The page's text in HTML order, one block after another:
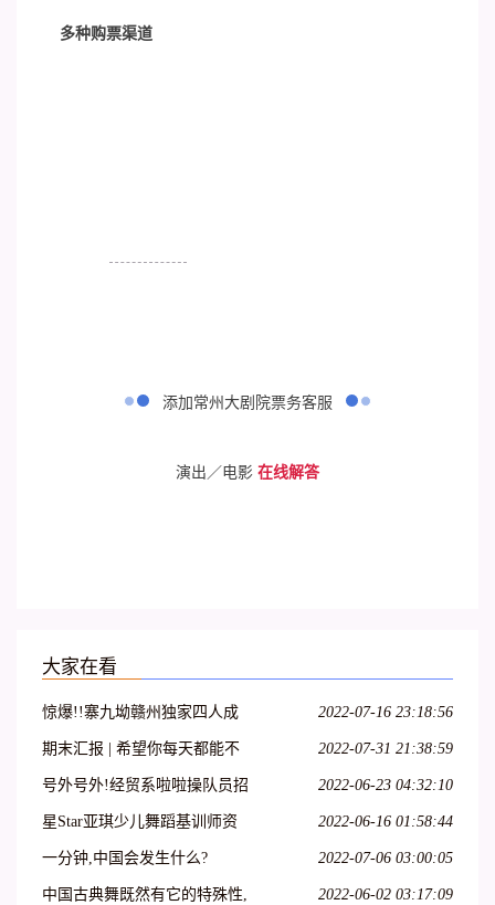
多种购票渠道
添加常州大剧院票务客服
演出／电影 在线解答
大家在看
惊爆!!寨九坳赣州独家四人成
团天天发!!!
2022-07-16 23:18:56
期末汇报 | 希望你每天都能不
愧芳华地起舞
2022-07-31 21:38:59
号外号外!经贸系啦啦操队员招
募开始啦!
2022-06-23 04:32:10
星Star亚琪少儿舞蹈基训师资
班在吕梁爱艺开课啦!
2022-06-16 01:58:44
一分钟,中国会发生什么? 2022-07-06 03:00:05
中国古典舞既然有它的特殊性, 2022-06-02 03:17:09